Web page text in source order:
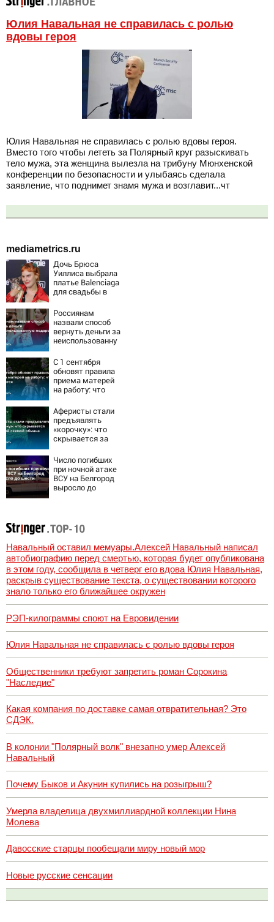
Юлия Навальная не справилась с ролью
вдовы героя
Юлия Навальная не справилась с ролью вдовы героя.
Вместо того чтобы лететь за Полярный круг разыскивать
тело мужа, эта женщина вылезла на трибуну Мюнхенской
конференции по безопасности и улыбаясь сделала
заявление, что поднимет знамя мужа и возглавит...чт
mediametrics.ru
Дочь Брюса
Уиллиса выбрала
платье Balenciaga
для свадьбы в
Россиянам
назвали способ
вернуть деньги за
неиспользованну
карту
С 1 сентября
обновят правила
приема матерей
на работу: что
Аферисты стали
предъявлять
«корочку»: что
скрывается за
обмана
Число погибших
при ночной атаке
ВСУ на Белгород
выросло до
Навальный оставил мемуары.Алексей Навальный написал
автобиографию перед смертью, которая будет опубликована
в этом году, сообщила в четверг его вдова Юлия Навальная,
раскрыв существование текста, о существовании которого
знало только его ближайшее окружен
РЭП-килограммы споют на Евровидении
Юлия Навальная не справилась с ролью вдовы героя
Общественники требуют запретить роман Сорокина
"Наследие"
Какая компания по доставке самая отвратительная? Это
СДЭК.
В колонии "Полярный волк" внезапно умер Алексей
Навальный
Почему Быков и Акунин купились на розыгрыш?
Умерла владелица двухмиллиардной коллекции Нина
Молева
Давосские старцы пообещали миру новый мор
Новые русские сенсации